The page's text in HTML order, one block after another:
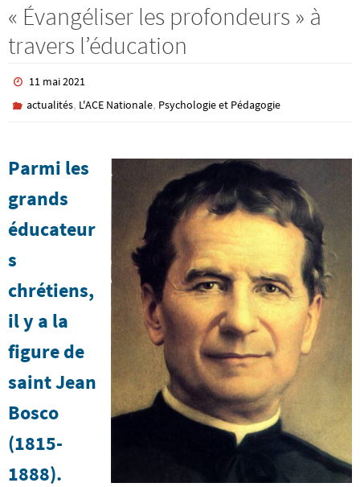
« Évangéliser les profondeurs » à
travers l’éducation
11 mai 2021
actualités, L'ACE Nationale, Psychologie et Pédagogie
Parmi les
grands
éducateur
s
chrétiens,
il y a la
figure de
saint Jean
Bosco
(1815-
1888).